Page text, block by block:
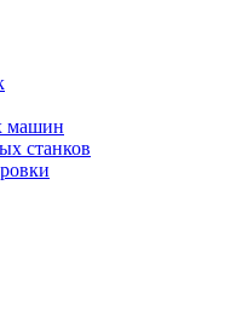
машин
станков